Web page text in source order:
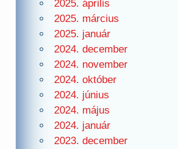
2025. április
2025. március
2025. január
2024. december
2024. november
2024. október
2024. június
2024. május
2024. január
2023. december